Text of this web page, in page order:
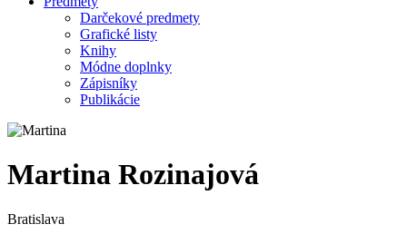
Darčekové predmety
Grafické listy
Knihy
Módne doplnky
Zápisníky
Publikácie
Martina Rozinajová
Bratislava